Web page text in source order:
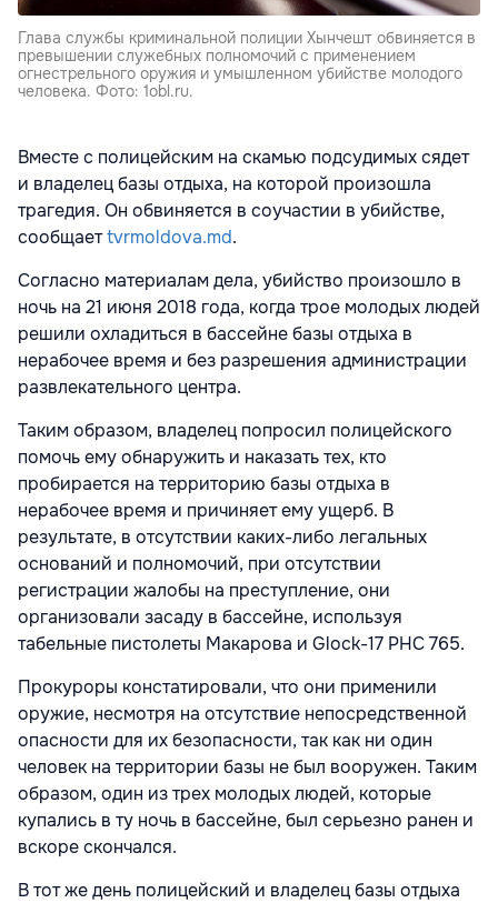
Глава службы криминальной полиции Хынчешт обвиняется в
превышении служебных полномочий с применением
огнестрельного оружия и умышленном убийстве молодого
человека. Фото: 1obl.ru.
Вместе с полицейским на скамью подсудимых сядет
и владелец базы отдыха, на которой произошла
трагедия. Он обвиняется в соучастии в убийстве,
сообщаетtvrmoldova.md.
Согласно материалам дела, убийство произошло в
ночь на 21 июня 2018 года, когда трое молодых людей
решили охладиться в бассейне базы отдыха в
нерабочее время и без разрешения администрации
развлекательного центра.
Таким образом, владелец попросил полицейского
помочь ему обнаружить и наказать тех, кто
пробирается на территорию базы отдыха в
нерабочее время и причиняет ему ущерб. В
результате, в отсутствии каких-либо легальных
оснований и полномочий, при отсутствии
регистрации жалобы на преступление, они
организовали засаду в бассейне, используя
табельные пистолеты Макарова и Glock-17 PHC 765.
Прокуроры констатировали, что они применили
оружие, несмотря на отсутствие непосредственной
опасности для их безопасности, так как ни один
человек на территории базы не был вооружен. Таким
образом, один из трех молодых людей, которые
купались в ту ночь в бассейне, был серьезно ранен и
вскоре скончался.
В тот же день полицейский и владелец базы отдыха